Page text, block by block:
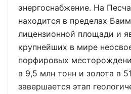
энергоснабжение. На
находится в пределах
лицензионной площади и
крупнейших в мире
порфировых
в 9,5 млн тонн и золота в
завершается этап